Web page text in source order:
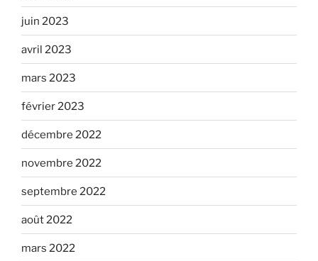
juin 2023
avril 2023
mars 2023
février 2023
décembre 2022
novembre 2022
septembre 2022
août 2022
mars 2022